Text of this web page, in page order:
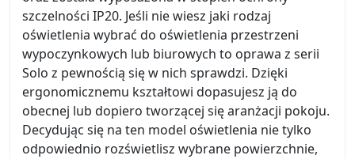
szczelności IP20. Jeśli nie wiesz jaki rodzaj
oświetlenia wybrać do oświetlenia przestrzeni
wypoczynkowych lub biurowych to oprawa z serii
Solo z pewnością się w nich sprawdzi. Dzięki
ergonomicznemu kształtowi dopasujesz ją do
obecnej lub dopiero tworzącej się aranżacji pokoju.
Decydując się na ten model oświetlenia nie tylko
odpowiednio rozświetlisz wybrane powierzchnie,